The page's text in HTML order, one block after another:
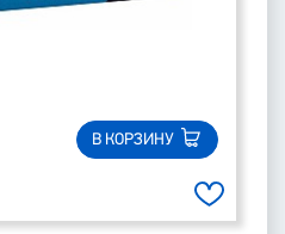
В КОРЗИНУ